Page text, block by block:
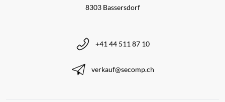
8303 Bassersdorf
+41 44 511 87 10
verkauf@secomp.ch